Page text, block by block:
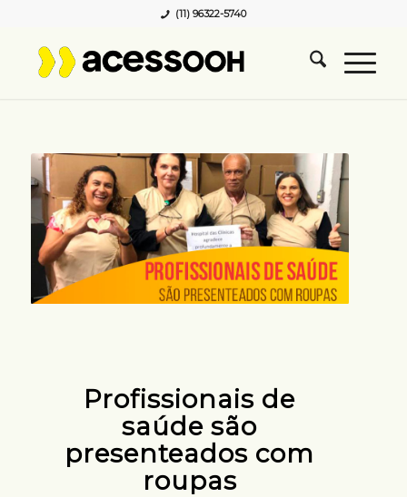
(11) 96322-5740
Profissionais de
saúde são
presenteados com
roupas